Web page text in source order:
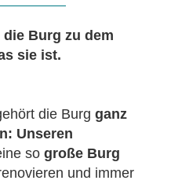
Burg zu dem
sie ist.
die Burg ganz
Unseren
sogroße Burg
und immer